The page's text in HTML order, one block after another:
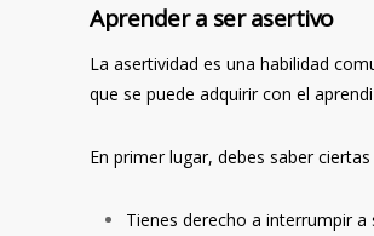
Aprender a ser asertivo
La asertividad es una habilidad
que se puede adquirir con el
En primer lugar, debes saber
Tienes derecho a interrumpir a